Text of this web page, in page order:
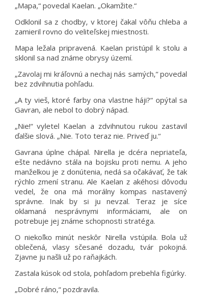
„Mapa,“ povedal Kaelan. „Okamžite.“
Odklonil sa z chodby, v ktorej čakal vôňu chleba a
zamieril rovno do veliteľskej miestnosti.
Mapa ležala pripravená. Kaelan pristúpil k stolu a
sklonil sa nad známe obrysy území.
„Zavolaj mi kráľovnú a nechaj nás samých,“ povedal
bez zdvihnutia pohľadu.
„A ty vieš, ktoré farby ona vlastne háji?“ opýtal sa
Gavran, ale nebol to dobrý nápad.
„Nie!“ vyletel Kaelan a zdvihnutou rukou zastavil
ďalšie slová. „Nie. Toto teraz nie. Priveď ju.“
Gavrana úplne chápal. Nirella je dcéra nepriateľa,
ešte nedávno stála na bojisku proti nemu. A jeho
manželkou je z donútenia, nedá sa očakávať, že tak
rýchlo zmení stranu. Ale Kaelan z akéhosi dôvodu
vedel, že ona má morálny kompas nastavený
správne. Inak by si ju nevzal. Teraz je síce
oklamaná nesprávnymi informáciami, ale on
potrebuje jej známe schopnosti stratéga.
O niekoľko minút neskôr Nirella vstúpila. Bola už
oblečená, vlasy sčesané dozadu, tvár pokojná.
Zjavne ju našli už po raňajkách.
Zastala kúsok od stola, pohľadom prebehla figúrky.
„Dobré ráno,“ pozdravila.